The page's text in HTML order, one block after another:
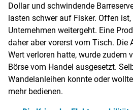
Dollar und schwindende
lasten schwer auf Fisker. Offen
Unternehmen weitergeht. Eine
daher aber vorerst vom Tisch. Die
Wert verloren hatte, wurde zudem
Börse vom Handel ausgesetzt.
Wandelanleihen konnte oder
mehr bedienen.